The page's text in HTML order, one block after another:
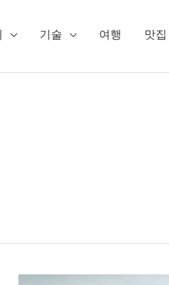
기술 여행 맛집